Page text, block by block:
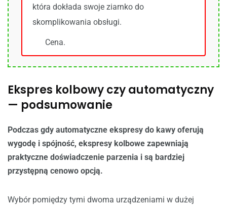
która dokłada swoje ziarnko do
skomplikowania obsługi.
Cena.
Ekspres kolbowy czy automatyczny
— podsumowanie
Podczas gdy automatyczne ekspresy do kawy oferują
wygodę i spójność, ekspresy kolbowe zapewniają
praktyczne doświadczenie parzenia i są bardziej
przystępną cenowo opcją.
Wybór pomiędzy tymi dwoma urządzeniami w dużej